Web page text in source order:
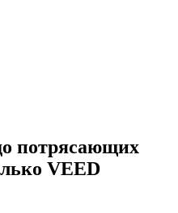
потрясающих
VEED